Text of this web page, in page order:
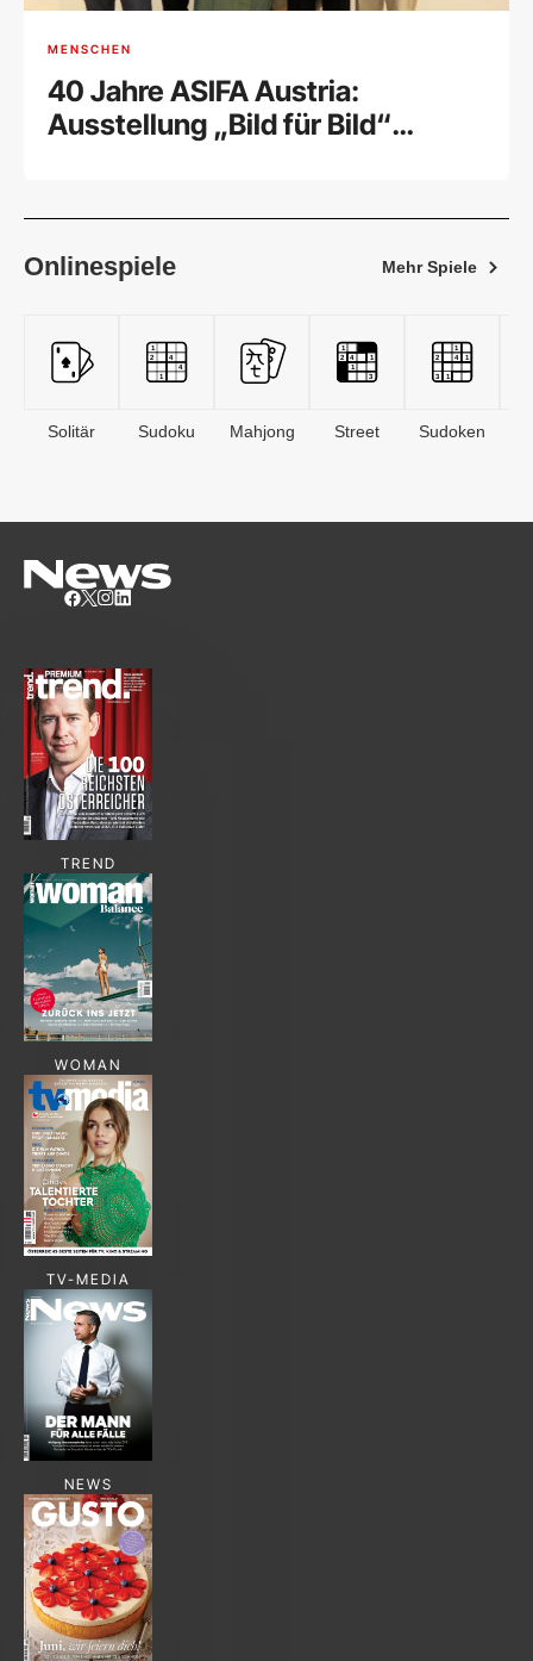
MENSCHEN
40 Jahre ASIFA Austria:
Ausstellung „Bild für Bild“
Onlinespiele Mehr Spiele
Solitär Sudoku Mahjong Street Sudoken
TREND
WOMAN
TV-MEDIA
NEWS